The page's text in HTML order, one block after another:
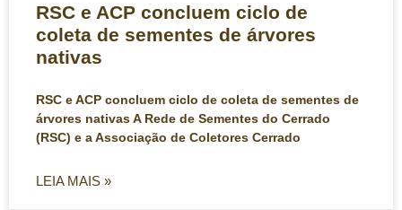
RSC e ACP concluem ciclo de
coleta de sementes de árvores
nativas
RSC e ACP concluem ciclo de coleta de sementes de
árvores nativas A Rede de Sementes do Cerrado
(RSC) e a Associação de Coletores Cerrado
LEIA MAIS »